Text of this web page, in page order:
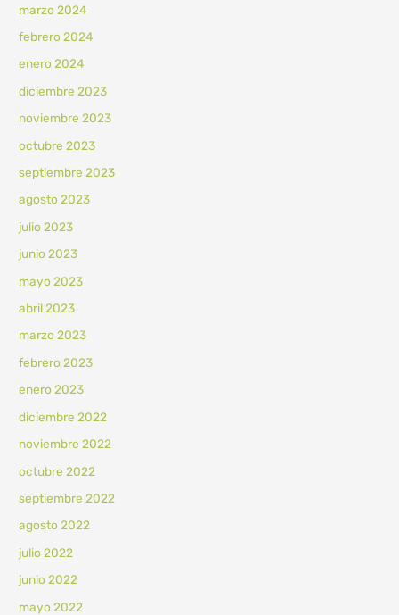
marzo 2024
febrero 2024
enero 2024
diciembre 2023
noviembre 2023
octubre 2023
septiembre 2023
agosto 2023
julio 2023
junio 2023
mayo 2023
abril 2023
marzo 2023
febrero 2023
enero 2023
diciembre 2022
noviembre 2022
octubre 2022
septiembre 2022
agosto 2022
julio 2022
junio 2022
mayo 2022